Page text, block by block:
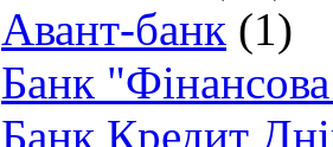
Авант-банк (1)
Банк "Фінансова
Банк Кредит